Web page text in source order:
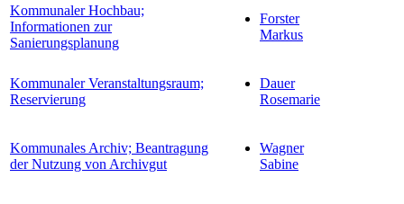
Kommunaler Hochbau;
Informationen zur
Sanierungsplanung
Forster
Markus
Kommunaler Veranstaltungsraum;
Reservierung
Dauer
Rosemarie
Kommunales Archiv; Beantragung
der Nutzung von Archivgut
Wagner
Sabine